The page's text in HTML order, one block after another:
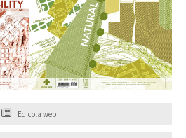
Edicola web